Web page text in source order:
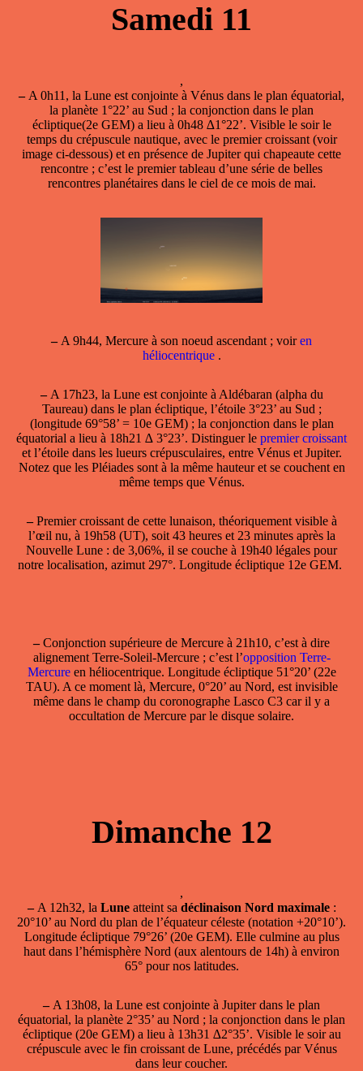
Samedi 11
,
–A 0h11, la Lune est conjointe à Vénus dans le plan équatorial,
la planète 1°22’ au Sud ; la conjonction dans le plan
écliptique(2e GEM) a lieu à 0h48 ∆1°22’. Visible le soir le
temps du crépuscule nautique, avec le premier croissant (voir
image ci-dessous) et en présence de Jupiter qui chapeaute cette
rencontre ; c’est le premier tableau d’une série de belles
rencontres planétaires dans le ciel de ce mois de mai.
–A 9h44, Mercure à son noeud ascendant ; voiren
héliocentrique .
–A 17h23, la Lune est conjointe à Aldébaran (alpha du
Taureau) dans le plan écliptique, l’étoile 3°23’ au Sud ;
(longitude 69°58’ = 10e GEM) ; la conjonction dans le plan
équatorial a lieu à 18h21 ∆ 3°23’. Distinguer le premier croissant
et l’étoile dans les lueurs crépusculaires, entre Vénus et Jupiter.
Notez que les Pléiades sont à la même hauteur et se couchent en
même temps que Vénus.
– Premier croissantde cette lunaison, théoriquement visible à
l’œil nu, à 19h58 (UT), soit 43 heures et 23 minutes après la
Nouvelle Lune : de 3,06%, il se couche à 19h40 légales pour
notre localisation, azimut 297°. Longitude écliptique 12e GEM.
– Conjonction supérieure de Mercure à 21h10, c’est à dire
alignement Terre-Soleil-Mercure ; c’est l’opposition Terre-
Mercureen héliocentrique. Longitude écliptique 51°20’ (22e
TAU). A ce moment là, Mercure, 0°20’ au Nord, est invisible
même dans le champ du coronographe Lasco C3 car il y a
occultation de Mercure par le disque solaire.
Dimanche 12
,
–A 12h32, la Luneatteint sa déclinaison Nord maximale:
20°10’ au Nord du plan de l’équateur céleste (notation +20°10’).
Longitude écliptique 79°26’ (20e GEM). Elle culmine au plus
haut dans l’hémisphère Nord (aux alentours de 14h) à environ
65° pour nos latitudes.
–A 13h08, la Lune est conjointe à Jupiterdans le plan
équatorial, la planète 2°35’ au Nord ; la conjonction dans le plan
écliptique (20e GEM) a lieu à 13h31 ∆2°35’. Visible le soir au
crépuscule avec le fin croissant de Lune, précédés par Vénus
dans leur coucher.